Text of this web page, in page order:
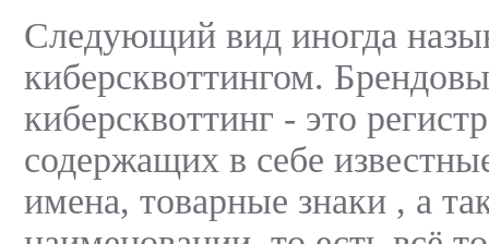
Следующий вид иногда
киберсквоттингом.
киберсквоттинг - это
содержащих в себе
имена, товарные знаки , а